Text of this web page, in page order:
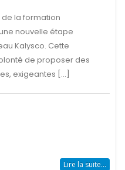
la formation
nouvelle étape
Kalysco. Cette
de proposer des
exigeantes [...]
Lire la suite...